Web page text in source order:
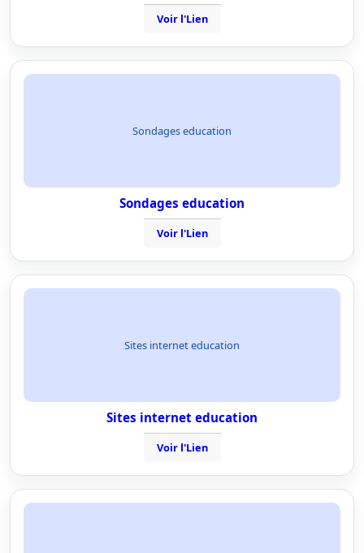
Voir l'Lien
Sondages education
Sondages education
Voir l'Lien
Sites internet education
Sites internet education
Voir l'Lien